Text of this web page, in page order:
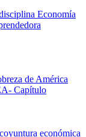
Economía
de América
Capítulo
económica